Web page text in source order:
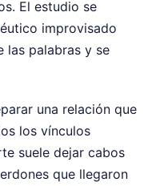
El estudio se
improvisado
las palabras y se
una relación que
los vínculos
suele dejar cabos
que llegaron